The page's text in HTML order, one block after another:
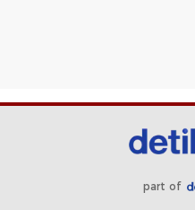
part of